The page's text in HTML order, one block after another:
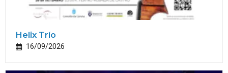
Helix Trío
16/09/2026